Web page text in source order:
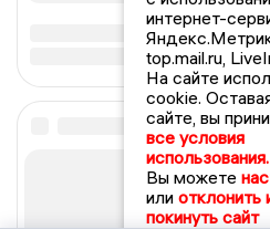
интернет-
top.mail.ru,
На сайте
cookie.
сайте, вы
все условия
использования.
Вы можете
или отклонить
покинуть сайт